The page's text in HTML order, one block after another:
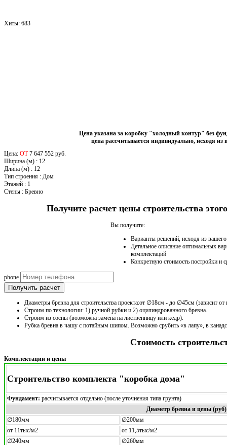
Хиты: 683
Цена указана за коробку "холодный контур" без
цена рассчитывается индивидуально, исходя из
Цена: ОТ 7 647 552 руб.
Ширина (м) : 12
Длина (м) : 12
Тип строения : Дом
Этажей : 1
Стены : Бревно
Получите расчет цены строительства
Вы получите:
Варианты решений, исходя из
Детальное описание оптимальных
комплектаций
Конкретную стоимость постройки и
phone
Получить расчет
Диаметры бревна для строительства проекта:от ∅18см - до ∅45см (зависит от
Строим по технологии: 1) ручной рубки и 2) оцилиндрованного бревна.
Строим из сосны (возможна замена на лиственницу или кедр).
Рубка бревна в чашу с потайным шипом. Возможно срубить «в лапу», в
Стоимость
Комплектации и цены
Строительство комплекта "коробка дома"
Фундамент: расчитывается отдельно (после уточнения типа грунта)
Диаметр бревна и цены (руб)
∅180мм
∅200мм
от 11тыс/м2
от 11,5тыс/м2
∅240мм
∅260мм